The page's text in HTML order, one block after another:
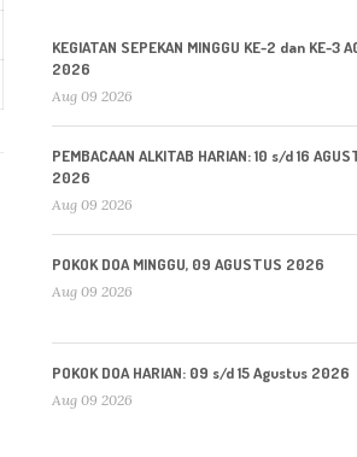
KEGIATAN SEPEKAN MINGGU KE-2 dan KE-3
2026
Aug 09 2026
PEMBACAAN ALKITAB HARIAN: 10 s/d 16
2026
Aug 09 2026
POKOK DOA MINGGU, 09 AGUSTUS 2026
Aug 09 2026
POKOK DOA HARIAN: 09 s/d 15 Agustus 2026
Aug 09 2026